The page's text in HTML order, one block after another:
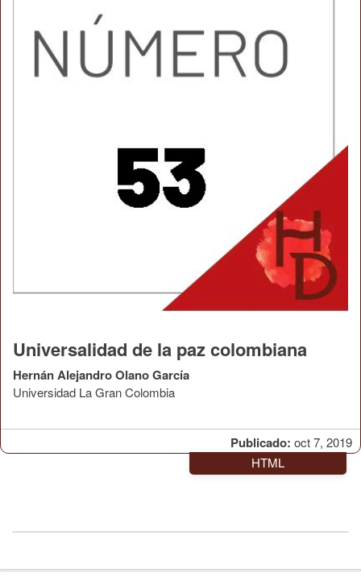
Publicado: oct 7, 2019
Universalidad de la paz colombiana
Hernán Alejandro Olano García
Universidad La Gran Colombia
HTML